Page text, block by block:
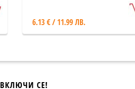
6.13 € / 11.99 ЛВ.
ВКЛЮЧИ СЕ!